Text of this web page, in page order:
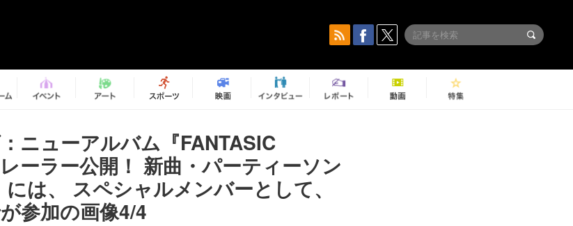
ニューアルバム『FANTASIC
ーラー公開！ 新曲・パーティーソン
は、 スペシャルメンバーとして、
参加の画像4/4